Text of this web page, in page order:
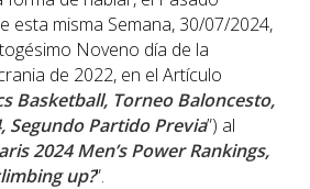
esta misma Semana, 30/07/2024,
Noveno día de la
de 2022, en el Artículo
Basketball, Torneo Baloncesto,
Segundo Partido Previa”) al
2024 Men’s Power Rankings,
up?”.